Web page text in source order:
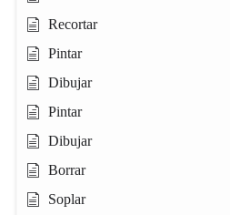
Recortar
Pintar
Dibujar
Pintar
Dibujar
Borrar
Soplar